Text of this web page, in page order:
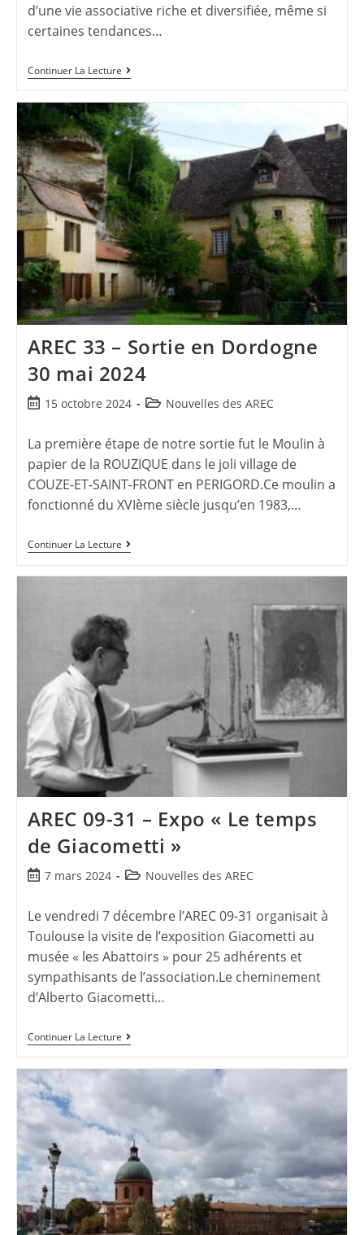
d’une vie associative riche et diversifiée, même si
certaines tendances…
Continuer La Lecture
AREC 33 – Sortie en Dordogne
30 mai 2024
15 octobre 2024 Nouvelles des AREC
La première étape de notre sortie fut le Moulin à
papier de la ROUZIQUE dans le joli village de
COUZE-ET-SAINT-FRONT en PERIGORD.Ce moulin a
fonctionné du XVIème siècle jusqu’en 1983,…
Continuer La Lecture
AREC 09-31 – Expo « Le temps
de Giacometti »
7 mars 2024 Nouvelles des AREC
Le vendredi 7 décembre l’AREC 09-31 organisait à
Toulouse la visite de l’exposition Giacometti au
musée « les Abattoirs » pour 25 adhérents et
sympathisants de l’association.Le cheminement
d’Alberto Giacometti…
Continuer La Lecture